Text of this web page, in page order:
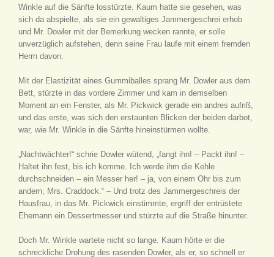
Winkle auf die Sänfte losstürzte. Kaum hatte sie gesehen, was
sich da abspielte, als sie ein gewaltiges Jammergeschrei erhob
und Mr. Dowler mit der Bemerkung wecken rannte, er solle
unverzüglich aufstehen, denn seine Frau laufe mit einem fremden
Herrn davon.
Mit der Elastizität eines Gummiballes sprang Mr. Dowler aus dem
Bett, stürzte in das vordere Zimmer und kam in demselben
Moment an ein Fenster, als Mr. Pickwick gerade ein andres aufriß,
und das erste, was sich den erstaunten Blicken der beiden darbot,
war, wie Mr. Winkle in die Sänfte hineinstürmen wollte.
„Nachtwächter!“ schrie Dowler wütend, „fangt ihn! – Packt ihn! –
Haltet ihn fest, bis ich komme. Ich werde ihm die Kehle
durchschneiden – ein Messer her! – ja, von einem Ohr bis zum
andern, Mrs. Craddock.“ – Und trotz des Jammergeschreis der
Hausfrau, in das Mr. Pickwick einstimmte, ergriff der entrüstete
Ehemann ein Dessertmesser und stürzte auf die Straße hinunter.
Doch Mr. Winkle wartete nicht so lange. Kaum hörte er die
schreckliche Drohung des rasenden Dowler, als er, so schnell er